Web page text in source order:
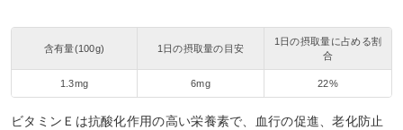
含有量(100g) 1日の摂取量の目安
1日の摂取量に占める割
合
1.3mg 6mg 22%
ビタミンＥは抗酸化作用の高い栄養素で、血行の促進、老化防止